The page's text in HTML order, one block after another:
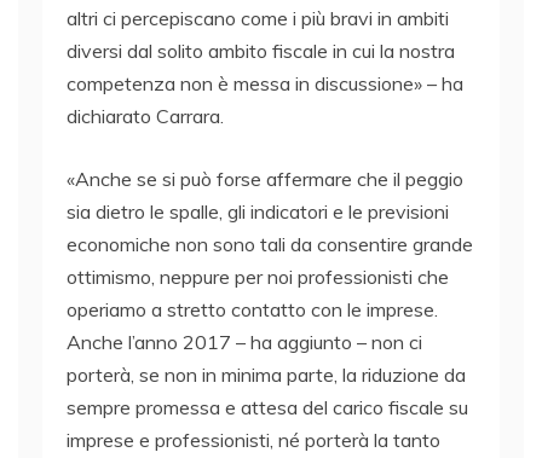
altri ci percepiscano come i più bravi in ambiti
diversi dal solito ambito fiscale in cui la nostra
competenza non è messa in discussione» – ha
dichiarato Carrara.
«Anche se si può forse affermare che il peggio
sia dietro le spalle, gli indicatori e le previsioni
economiche non sono tali da consentire grande
ottimismo, neppure per noi professionisti che
operiamo a stretto contatto con le imprese.
Anche l’anno 2017 – ha aggiunto – non ci
porterà, se non in minima parte, la riduzione da
sempre promessa e attesa del carico fiscale su
imprese e professionisti, né porterà la tanto